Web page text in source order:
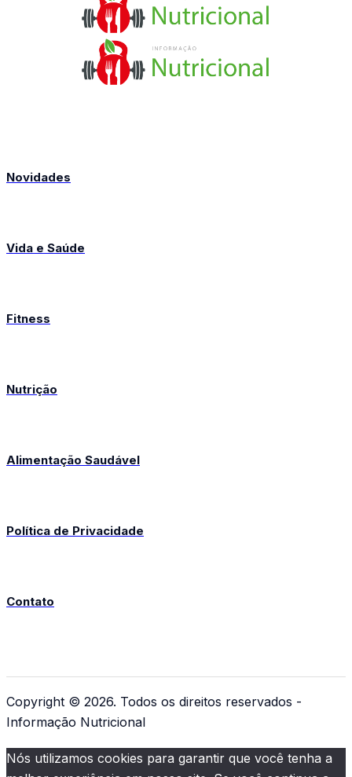
Novidades
Vida e Saúde
Fitness
Nutrição
Alimentação Saudável
Política de Privacidade
Contato
Copyright © 2026. Todos os direitos reservados -
Informação Nutricional
Nós utilizamos cookies para garantir que você tenha a